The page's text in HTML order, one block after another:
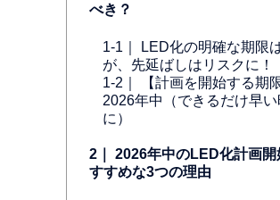
べき？
1-1｜ LED化の明確な期限
が、先延ばしはリスクに！
1-2｜ 【計画を開始する期限
2026年中（できるだけ早い
に）
2｜ 2026年中のLED化計画開
すすめな3つの理由